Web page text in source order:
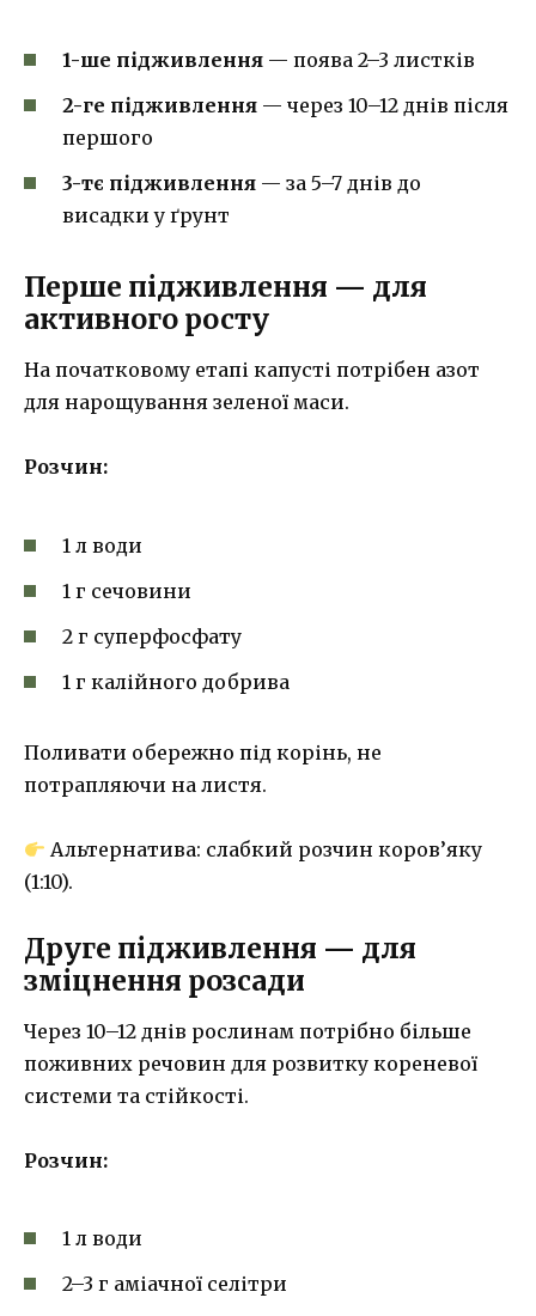
1-ше підживлення — поява 2–3 листків
2-ге підживлення — через 10–12 днів після
першого
3-тє підживлення — за 5–7 днів до
висадки у ґрунт
Перше підживлення — для
активного росту
На початковому етапі капусті потрібен азот
для нарощування зеленої маси.
Розчин:
1 л води
1 г сечовини
2 г суперфосфату
1 г калійного добрива
Поливати обережно під корінь, не
потрапляючи на листя.
Альтернатива: слабкий розчин коров’яку
(1:10).
Друге підживлення — для
зміцнення розсади
Через 10–12 днів рослинам потрібно більше
поживних речовин для розвитку кореневої
системи та стійкості.
Розчин:
1 л води
2–3 г аміачної селітри